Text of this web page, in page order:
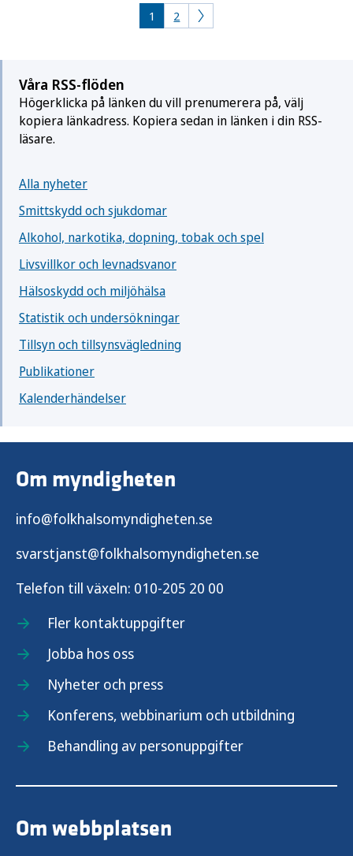
1 2
Våra RSS-flöden
Högerklicka på länken du vill prenumerera på, välj
kopiera länkadress. Kopiera sedan in länken i din RSS-
läsare.
Alla nyheter
Smittskydd och sjukdomar
Alkohol, narkotika, dopning, tobak och spel
Livsvillkor och levnadsvanor
Hälsoskydd och miljöhälsa
Statistik och undersökningar
Tillsyn och tillsynsvägledning
Publikationer
Kalenderhändelser
Om myndigheten
info@folkhalsomyndigheten.se
svarstjanst@folkhalsomyndigheten.se
Telefon till växeln: 010-205 20 00
Fler kontaktuppgifter
Jobba hos oss
Nyheter och press
Konferens, webbinarium och utbildning
Behandling av personuppgifter
Om webbplatsen